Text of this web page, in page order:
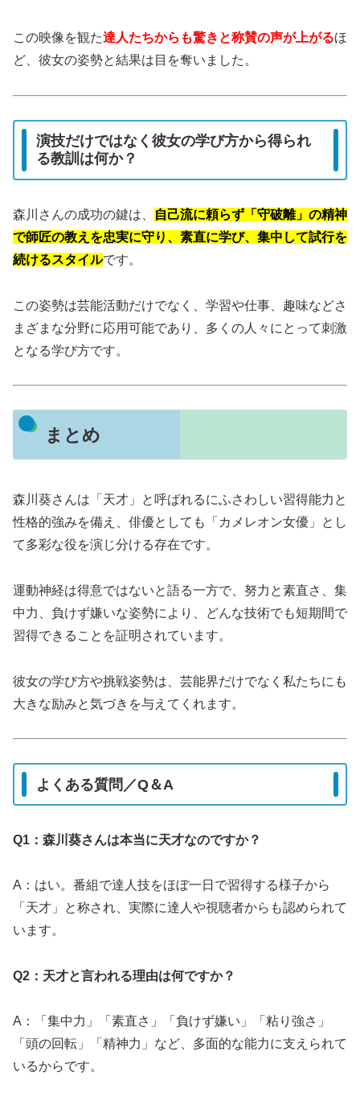
この映像を観た達人たちからも驚きと称賛の声が上がるほ
ど、彼女の姿勢と結果は目を奪いました。
演技だけではなく彼女の学び方から得られ
る教訓は何か？
森川さんの成功の鍵は、
自己流に頼らず「守破離」の精神
で師匠の教えを忠実に守り、素直に学び、集中して試行を
続けるスタイルです。
この姿勢は芸能活動だけでなく、学習や仕事、趣味などさ
まざまな分野に応用可能であり、多くの人々にとって刺激
となる学び方です。
まとめ
森川葵さんは「天才」と呼ばれるにふさわしい習得能力と
性格的強みを備え、俳優としても「カメレオン女優」とし
て多彩な役を演じ分ける存在です。
運動神経は得意ではないと語る一方で、努力と素直さ、集
中力、負けず嫌いな姿勢により、どんな技術でも短期間で
習得できることを証明されています。
彼女の学び方や挑戦姿勢は、芸能界だけでなく私たちにも
大きな励みと気づきを与えてくれます。
よくある質問／Q＆A
Q1：森川葵さんは本当に天才なのですか？
A：はい。番組で達人技をほぼ一日で習得する様子から
「天才」と称され、実際に達人や視聴者からも認められて
います。
Q2：天才と言われる理由は何ですか？
A：「集中力」「素直さ」「負けず嫌い」「粘り強さ」
「頭の回転」「精神力」など、多面的な能力に支えられて
いるからです。